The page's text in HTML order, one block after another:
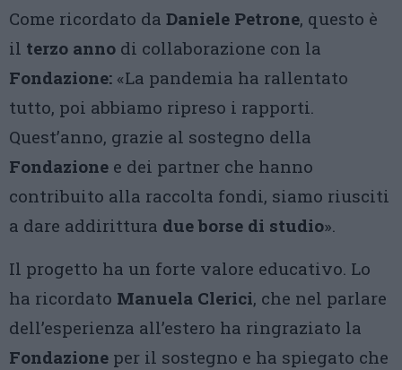
Come ricordato da Daniele Petrone, questo è
il terzo anno di collaborazione con la
Fondazione: «La pandemia ha rallentato
tutto, poi abbiamo ripreso i rapporti.
Quest’anno, grazie al sostegno della
Fondazione e dei partner che hanno
contribuito alla raccolta fondi, siamo riusciti
a dare addirittura due borse di studio».
Il progetto ha un forte valore educativo. Lo
ha ricordato Manuela Clerici, che nel parlare
dell’esperienza all’estero ha ringraziato la
Fondazione per il sostegno e ha spiegato che